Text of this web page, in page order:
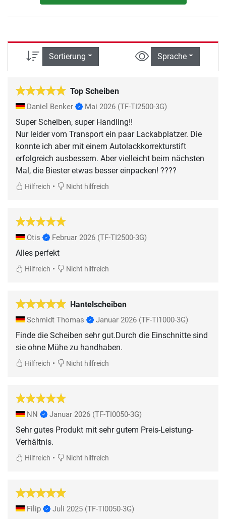
Sortierung Sprache
Top Scheiben
Daniel Benker Mai 2026 (TF-TI2500-3G)
Super Scheiben, super Handling!!
Nur leider vom Transport ein paar Lackabplatzer. Die
konnte ich aber mit einem Autolackkorrekturstift
erfolgreich ausbessern. Aber vielleicht beim nächsten
Mal, die Biester etwas besser einpacken! ????
Hilfreich • Nicht hilfreich
Otis Februar 2026 (TF-TI2500-3G)
Alles perfekt
Hilfreich • Nicht hilfreich
Hantelscheiben
Schmidt Thomas Januar 2026 (TF-TI1000-3G)
Finde die Scheiben sehr gut.Durch die Einschnitte sind
sie ohne Mühe zu handhaben.
Hilfreich • Nicht hilfreich
NN Januar 2026 (TF-TI0050-3G)
Sehr gutes Produkt mit sehr gutem Preis-Leistung-
Verhältnis.
Hilfreich • Nicht hilfreich
Filip Juli 2025 (TF-TI0050-3G)